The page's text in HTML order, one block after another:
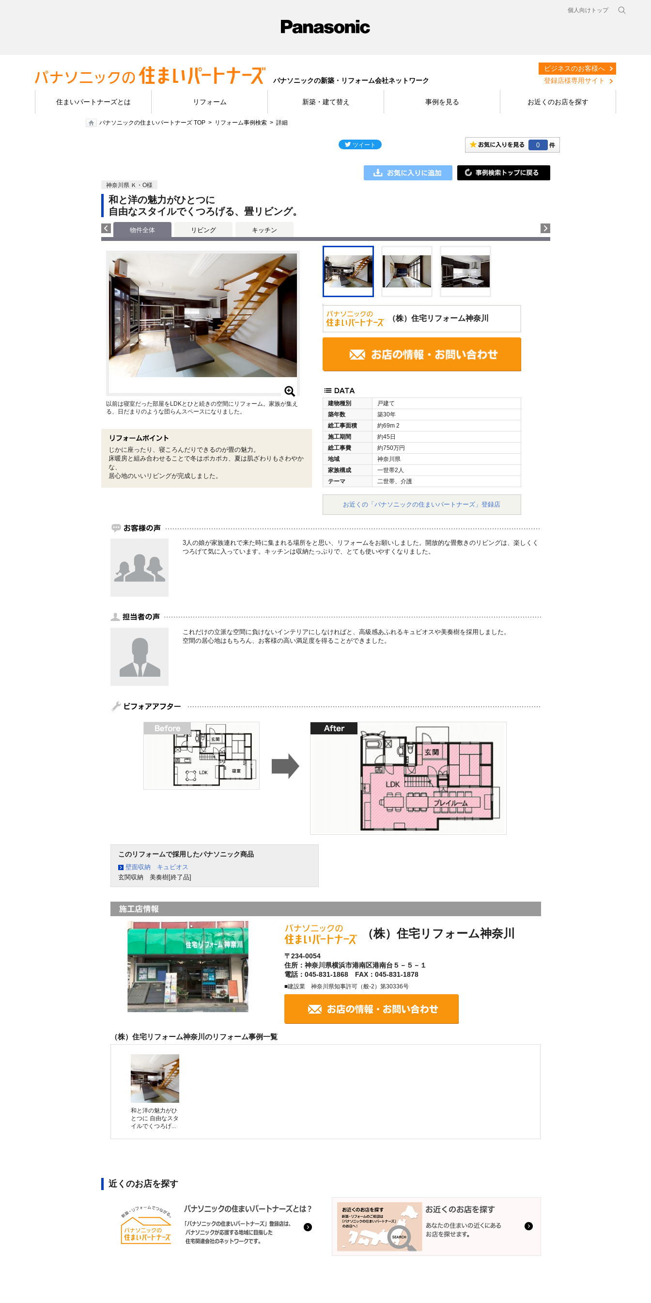
個人向けトップ
パナソニックの新築・リフォーム会社ネットワーク
ビジネスのお客様へ
登録店様専用サイト
住まいパートナーズとは リフォーム 新築・建て替え 事例を見る お近くのお店を探す
パナソニックの住まいパートナーズ TOP リフォーム事例検索 詳細
0
神奈川県 Ｋ・O様
和と洋の魅力がひとつに
自由なスタイルでくつろげる、畳リビング。
物件全体 リビング キッチン
（株）住宅リフォーム神奈川
建物種別
戸建て
築年数
築30年
総工事面積
約69m 2
施工期間
約45日
総工事費
約750万円
地域
神奈川県
家族構成
一世帯2人
テーマ
二世帯、介護
お近くの「パナソニックの住まいパートナーズ」登録店
以前は寝室だった部屋をLDKとひと続きの空間にリフォーム。家族が集え
る、日だまりのような団らんスペースになりました。
じかに座ったり、寝ころんだりできるのが畳の魅力。
床暖房と組み合わせることで冬はポカポカ、夏は肌ざわりもさわやか
な、
居心地のいいリビングが完成しました。
3人の娘が家族連れで来た時に集まれる場所をと思い、リフォームをお願いしました。開放的な畳敷きのリビングは、楽しくく
つろげて気に入っています。キッチンは収納たっぷりで、とても使いやすくなりました。
これだけの立派な空間に負けないインテリアにしなければと、高級感あふれるキュビオスや美奏樹を採用しました。
空間の居心地はもちろん、お客様の高い満足度を得ることができました。
このリフォームで採用したパナソニック商品
壁面収納 キュビオス
玄関収納 美奏樹[終了品]
（株）住宅リフォーム神奈川
〒234-0054
住所：神奈川県横浜市港南区港南台５－５－１
電話：045-831-1868 FAX：045-831-1878
■建設業 神奈川県知事許可（般-2）第30336号
（株）住宅リフォーム神奈川のリフォーム事例一覧
和と洋の魅力がひ
とつに 自由なスタ
イルでくつろげ...
近くのお店を探す